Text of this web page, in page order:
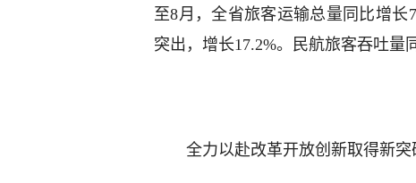
至8月，全省旅客运输总量同比增长
突出，增长17.2%。民航旅客吞吐量
全力以赴改革开放创新取得新突